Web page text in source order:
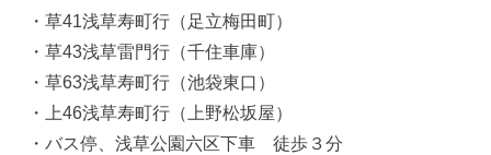
・草41浅草寿町行（足立梅田町）
・草43浅草雷門行（千住車庫）
・草63浅草寿町行（池袋東口）
・上46浅草寿町行（上野松坂屋）
・バス停、浅草公園六区下車 徒歩３分